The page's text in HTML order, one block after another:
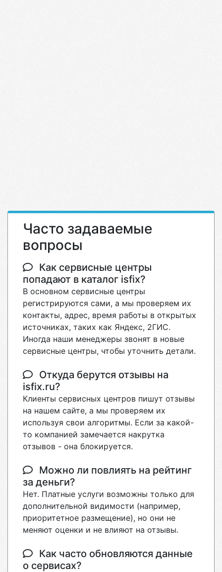
Часто задаваемые
вопросы
Как сервисные центры
попадают в каталог isfix?
В основном сервисные центры
регистрируются сами, а мы проверяем их
контакты, адрес, время работы в открытых
источниках, таких как Яндекс, 2ГИС.
Иногда наши менеджеры звонят в новые
сервисные центры, чтобы уточнить детали.
Откуда берутся отзывы на
isfix.ru?
Клиенты сервисных центров пишут отзывы
на нашем сайте, а мы проверяем их
используя свои алгоритмы. Если за какой-
то компанией замечается накрутка
отзывов - она блокируется.
Можно ли повлиять на рейтинг
за деньги?
Нет. Платные услуги возможны только для
дополнительной видимости (например,
приоритетное размещение), но они не
меняют оценки и не влияют на отзывы.
Как часто обновляются данные
о сервисах?